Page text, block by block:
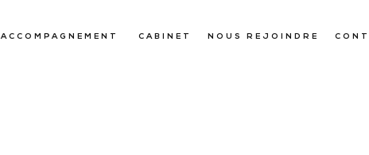
ACCOMPAGNEMENT CABINET NOUS REJOINDRE